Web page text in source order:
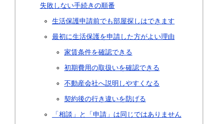
失敗しない手続きの順番
生活保護申請前でも部屋探しはできます
最初に生活保護を申請した方がよい理由
家賃条件を確認できる
初期費用の取扱いを確認できる
不動産会社へ説明しやすくなる
契約後の行き違いを防げる
「相談」と「申請」は同じではありません